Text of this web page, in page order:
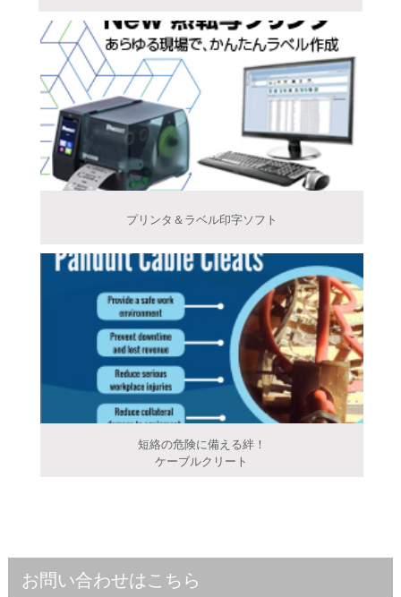
プリンタ＆ラベル印字ソフト
短絡の危険に備える絆！
ケーブルクリート
お問い合わせはこちら